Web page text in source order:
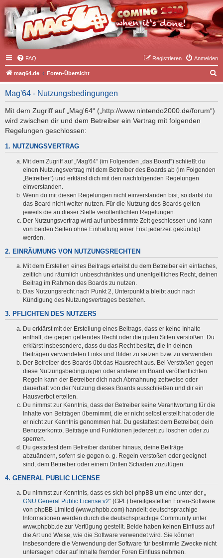
FAQ Anmelden
Registrieren
mag64.de Foren-Übersicht
Mag'64 - Nutzungsbedingungen
Mit dem Zugriff auf „Mag'64“ („http://www.nintendo2000.de/forum“)
wird zwischen dir und dem Betreiber ein Vertrag mit folgenden
Regelungen geschlossen:
1. NUTZUNGSVERTRAG
Mit dem Zugriff auf „Mag'64“ (im Folgenden „das Board“) schließt du
einen Nutzungsvertrag mit dem Betreiber des Boards ab (im Folgenden
„Betreiber“) und erklärst dich mit den nachfolgenden Regelungen
einverstanden.
Wenn du mit diesen Regelungen nicht einverstanden bist, so darfst du
das Board nicht weiter nutzen. Für die Nutzung des Boards gelten
jeweils die an dieser Stelle veröffentlichten Regelungen.
Der Nutzungsvertrag wird auf unbestimmte Zeit geschlossen und kann
von beiden Seiten ohne Einhaltung einer Frist jederzeit gekündigt
werden.
2. EINRÄUMUNG VON NUTZUNGSRECHTEN
Mit dem Erstellen eines Beitrags erteilst du dem Betreiber ein einfaches,
zeitlich und räumlich unbeschränktes und unentgeltliches Recht, deinen
Beitrag im Rahmen des Boards zu nutzen.
Das Nutzungsrecht nach Punkt 2, Unterpunkt a bleibt auch nach
Kündigung des Nutzungsvertrages bestehen.
3. PFLICHTEN DES NUTZERS
Du erklärst mit der Erstellung eines Beitrags, dass er keine Inhalte
enthält, die gegen geltendes Recht oder die guten Sitten verstoßen. Du
erklärst insbesondere, dass du das Recht besitzt, die in deinen
Beiträgen verwendeten Links und Bilder zu setzen bzw. zu verwenden.
Der Betreiber des Boards übt das Hausrecht aus. Bei Verstößen gegen
diese Nutzungsbedingungen oder anderer im Board veröffentlichten
Regeln kann der Betreiber dich nach Abmahnung zeitweise oder
dauerhaft von der Nutzung dieses Boards ausschließen und dir ein
Hausverbot erteilen.
Du nimmst zur Kenntnis, dass der Betreiber keine Verantwortung für die
Inhalte von Beiträgen übernimmt, die er nicht selbst erstellt hat oder die
er nicht zur Kenntnis genommen hat. Du gestattest dem Betreiber, dein
Benutzerkonto, Beiträge und Funktionen jederzeit zu löschen oder zu
sperren.
Du gestattest dem Betreiber darüber hinaus, deine Beiträge
abzuändern, sofern sie gegen o. g. Regeln verstoßen oder geeignet
sind, dem Betreiber oder einem Dritten Schaden zuzufügen.
4. GENERAL PUBLIC LICENSE
Du nimmst zur Kenntnis, dass es sich bei phpBB um eine unter der „
GNU General Public License v2“ (GPL) bereitgestellten Foren-Software
von phpBB Limited (www.phpbb.com) handelt; deutschsprachige
Informationen werden durch die deutschsprachige Community unter
www.phpbb.de zur Verfügung gestellt. Beide haben keinen Einfluss auf
die Art und Weise, wie die Software verwendet wird. Sie können
insbesondere die Verwendung der Software für bestimmte Zwecke nicht
untersagen oder auf Inhalte fremder Foren Einfluss nehmen.